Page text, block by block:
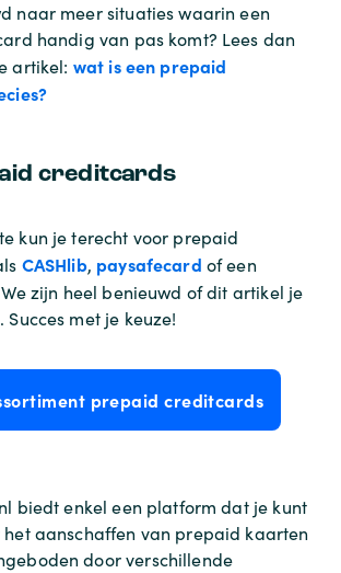
naar meer situaties waarin een
handig van pas komt? Lees dan
artikel: wat is een prepaid
creditcards
kun je terecht voor prepaid
CASHlib, paysafecard of een
zijn heel benieuwd of dit artikel je
met je keuze!
prepaid creditcards
biedt enkel een platform dat je kunt
aanschaffen van prepaid kaarten
door verschillende